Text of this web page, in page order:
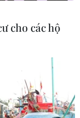
cho các hộ